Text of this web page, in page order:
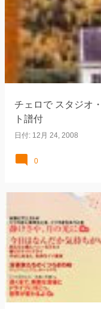
チェロで スタジオ
ト譜付
日付: 12月 24, 2008
0